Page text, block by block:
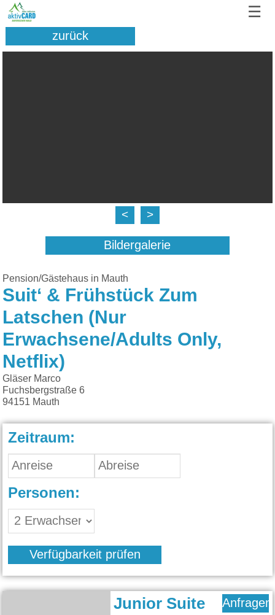
☰
zurück
< >
Bildergalerie
Pension/Gästehaus in Mauth
Suit‘ & Frühstück Zum
Latschen (Nur
Erwachsene/Adults Only,
Netflix)
Gläser Marco
Fuchsbergstraße 6
94151 Mauth
Zeitraum:
Personen:
Verfügbarkeit prüfen
Junior Suite
Anfragen